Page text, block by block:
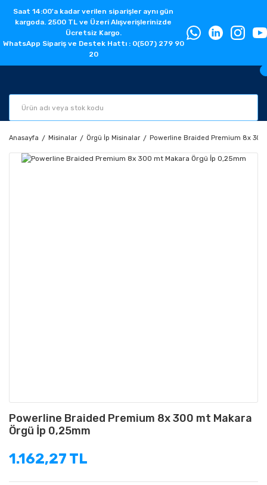
Saat 14:00'a kadar verilen siparişler aynı gün
kargoda. 2500 TL ve Üzeri Alışverişlerinizde
Ücretsiz Kargo.
WhatsApp Sipariş ve Destek Hattı : 0(507) 279 90
20
Anasayfa Misinalar Örgü İp Misinalar Powerline Braided Premium 8x
Powerline Braided Premium 8x 300 mt Makara
Örgü İp 0,25mm
1.162,27 TL